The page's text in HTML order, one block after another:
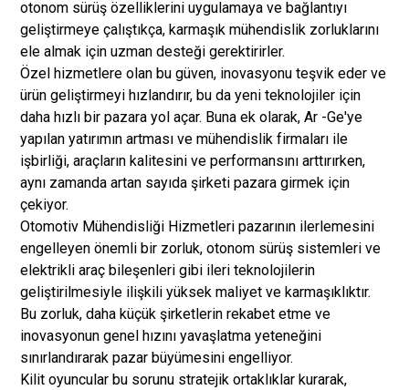
otonom sürüş özelliklerini uygulamaya ve bağlantıyı
geliştirmeye çalıştıkça, karmaşık mühendislik zorluklarını
ele almak için uzman desteği gerektirirler.
Özel hizmetlere olan bu güven, inovasyonu teşvik eder ve
ürün geliştirmeyi hızlandırır, bu da yeni teknolojiler için
daha hızlı bir pazara yol açar. Buna ek olarak, Ar -Ge'ye
yapılan yatırımın artması ve mühendislik firmaları ile
işbirliği, araçların kalitesini ve performansını arttırırken,
aynı zamanda artan sayıda şirketi pazara girmek için
çekiyor.
Otomotiv Mühendisliği Hizmetleri pazarının ilerlemesini
engelleyen önemli bir zorluk, otonom sürüş sistemleri ve
elektrikli araç bileşenleri gibi ileri teknolojilerin
geliştirilmesiyle ilişkili yüksek maliyet ve karmaşıklıktır.
Bu zorluk, daha küçük şirketlerin rekabet etme ve
inovasyonun genel hızını yavaşlatma yeteneğini
sınırlandırarak pazar büyümesini engelliyor.
Kilit oyuncular bu sorunu stratejik ortaklıklar kurarak,